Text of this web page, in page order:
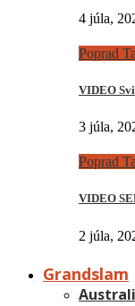
4 júla,
Poprad
VIDEO
3 júla,
Poprad
VIDEO
2 júla,
Grandslam